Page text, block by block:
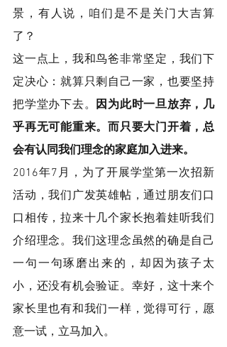
景，有人说，咱们是不是关门大吉算
了？
这一点上，我和鸟爸非常坚定，我们下
定决心：就算只剩自己一家，也要坚持
把学堂办下去。
因为此时一旦放弃，几
乎再无可能重来。而只要大门开着，总
会有认同我们理念的家庭加入进来。
2016年7月，为了开展学堂第一次招新
活动，我们广发英雄帖，通过朋友们口
口相传，拉来十几个家长抱着娃听我们
介绍理念。我们这理念虽然的确是自己
一句一句琢磨出来的，却因为孩子太
小，还没有机会验证。幸好，这十来个
家长里也有和我们一样，觉得可行，愿
意一试，立马加入。